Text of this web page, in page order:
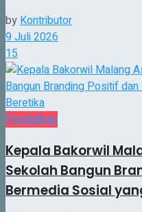
byKontributor
9 Juli 2026
15
Pendidikan
Kepala Bakorwil
Sekolah Bangun
Bermedia Sosial